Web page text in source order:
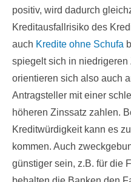
positiv, wird dadurch
Kreditausfallrisiko des
auch Kredite ohne Schufa
spiegelt sich in
orientieren sich also auch
Antragsteller mit einer
höheren Zinssatz zahlen.
Kreditwürdigkeit kann es
kommen. Auch
günstiger sein, z.B. für die